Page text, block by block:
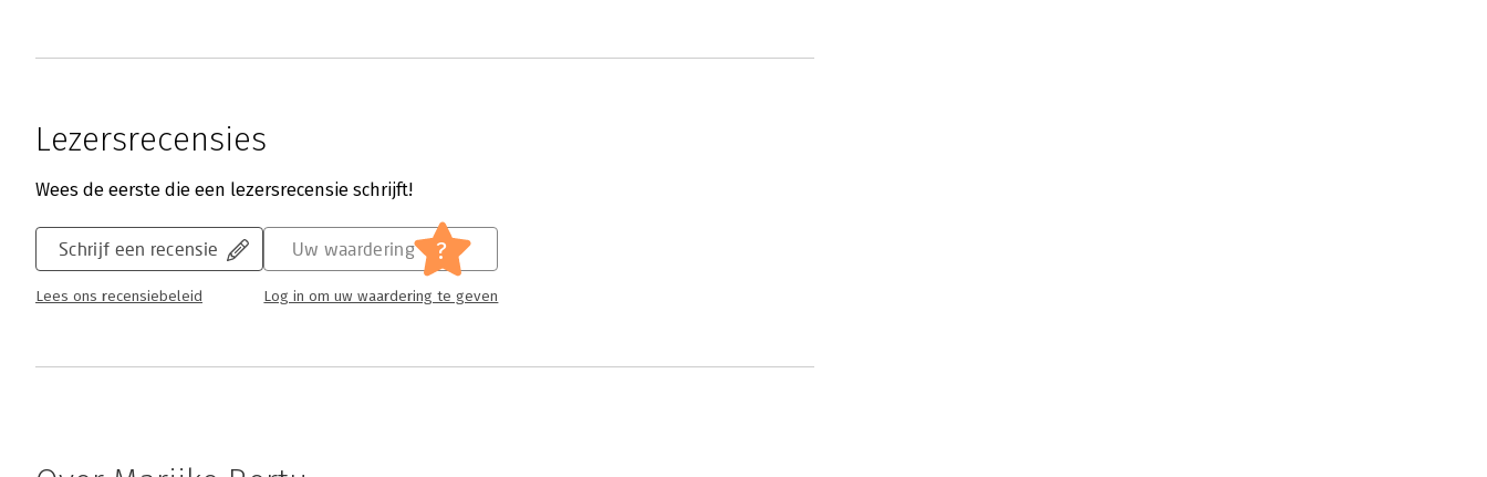
Lezersrecensies
Wees de eerste die een lezersrecensie schrijft!
Schrijf een recensie
Lees ons recensiebeleid
Uw waardering ?
Log in om uw waardering te geven